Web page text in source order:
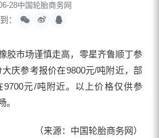
28中国轮胎商务网
：
市场谨慎走高，零星齐鲁顺丁参
庆参考报价在9800元/吨附近，部
9700元/吨附近。以上价格仅供参
。
（来源：中国轮胎商务网）